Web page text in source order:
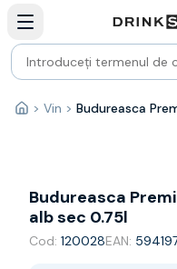
Bauturi fine — selectie
Produse Noi
Cosuri cadou
Pachete & Cadouri
Vin
Franta
Spania
Africa de Sud
Acasă
> Vin >
Budureasca
alb sec 0.75l
Cod: 120028EAN: